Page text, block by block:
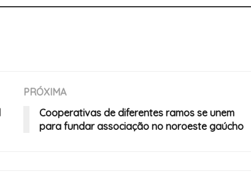
PRÓXIMA
Cooperativas de diferentes ramos se unem
para fundar associação no noroeste gaúcho